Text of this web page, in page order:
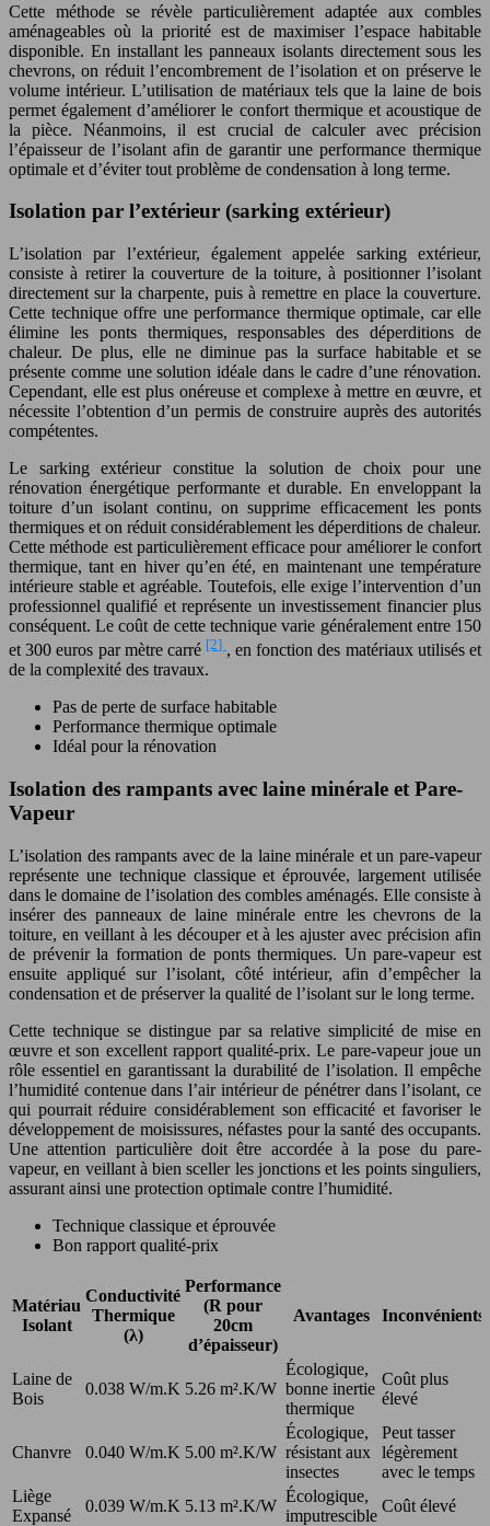
Cette méthode se révèle particulièrement adaptée aux combles
aménageables où la priorité est de maximiser l’espace habitable
disponible. En installant les panneaux isolants directement sous les
chevrons, on réduit l’encombrement de l’isolation et on préserve le
volume intérieur. L’utilisation de matériaux tels que la laine de bois
permet également d’améliorer le confort thermique et acoustique de
la pièce. Néanmoins, il est crucial de calculer avec précision
l’épaisseur de l’isolant afin de garantir une performance thermique
optimale et d’éviter tout problème de condensation à long terme.
Isolation par l’extérieur (sarking extérieur)
L’isolation par l’extérieur, également appelée sarking extérieur,
consiste à retirer la couverture de la toiture, à positionner l’isolant
directement sur la charpente, puis à remettre en place la couverture.
Cette technique offre une performance thermique optimale, car elle
élimine les ponts thermiques, responsables des déperditions de
chaleur. De plus, elle ne diminue pas la surface habitable et se
présente comme une solution idéale dans le cadre d’une rénovation.
Cependant, elle est plus onéreuse et complexe à mettre en œuvre, et
nécessite l’obtention d’un permis de construire auprès des autorités
compétentes.
Le sarking extérieur constitue la solution de choix pour une
rénovation énergétique performante et durable. En enveloppant la
toiture d’un isolant continu, on supprime efficacement les ponts
thermiques et on réduit considérablement les déperditions de chaleur.
Cette méthode est particulièrement efficace pour améliorer le confort
thermique, tant en hiver qu’en été, en maintenant une température
intérieure stable et agréable. Toutefois, elle exige l’intervention d’un
professionnel qualifié et représente un investissement financier plus
conséquent. Le coût de cette technique varie généralement entre 150
et 300 euros par mètre carré [2] , en fonction des matériaux utilisés et
de la complexité des travaux.
Pas de perte de surface habitable
Performance thermique optimale
Idéal pour la rénovation
Isolation des rampants avec laine minérale et Pare-
Vapeur
L’isolation des rampants avec de la laine minérale et un pare-vapeur
représente une technique classique et éprouvée, largement utilisée
dans le domaine de l’isolation des combles aménagés. Elle consiste à
insérer des panneaux de laine minérale entre les chevrons de la
toiture, en veillant à les découper et à les ajuster avec précision afin
de prévenir la formation de ponts thermiques. Un pare-vapeur est
ensuite appliqué sur l’isolant, côté intérieur, afin d’empêcher la
condensation et de préserver la qualité de l’isolant sur le long terme.
Cette technique se distingue par sa relative simplicité de mise en
œuvre et son excellent rapport qualité-prix. Le pare-vapeur joue un
rôle essentiel en garantissant la durabilité de l’isolation. Il empêche
l’humidité contenue dans l’air intérieur de pénétrer dans l’isolant, ce
qui pourrait réduire considérablement son efficacité et favoriser le
développement de moisissures, néfastes pour la santé des occupants.
Une attention particulière doit être accordée à la pose du pare-
vapeur, en veillant à bien sceller les jonctions et les points singuliers,
assurant ainsi une protection optimale contre l’humidité.
Technique classique et éprouvée
Bon rapport qualité-prix
Matériau
Isolant
Conductivité
Thermique
(λ)
Performance
(R pour
20cm
d’épaisseur)
Avantages Inconvénients
Laine de
Bois
0.038 W/m.K 5.26 m².K/W
Écologique,
bonne inertie
thermique
Coût plus
élevé
Chanvre 0.040 W/m.K 5.00 m².K/W
Écologique,
résistant aux
insectes
Peut tasser
légèrement
avec le temps
Liège
Expansé
0.039 W/m.K 5.13 m².K/W
Écologique,
imputrescible
Coût élevé